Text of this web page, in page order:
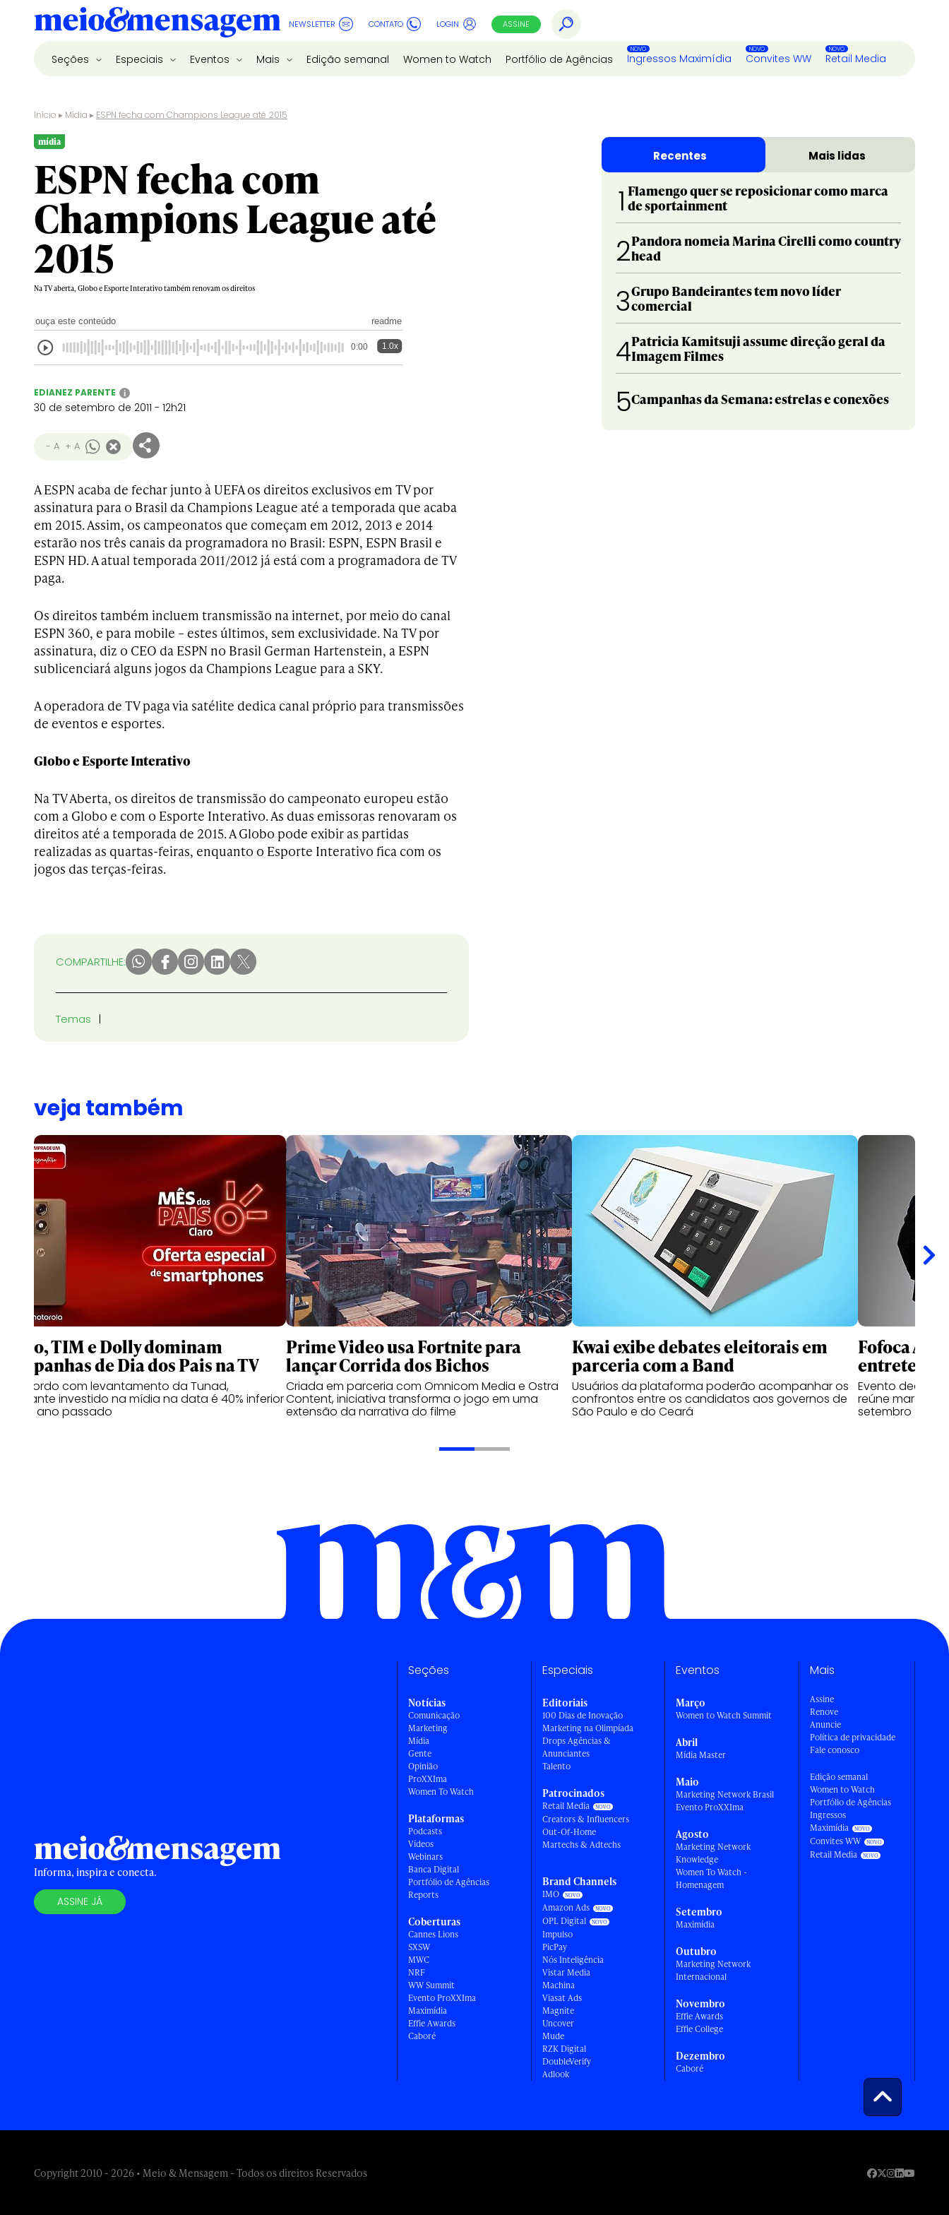
NEWSLETTER CONTATO LOGIN ASSINE
Seções Especiais Eventos Mais Edição semanal Women to Watch Portfólio de Agências Ingressos Maximídia Convites WW Retail Media
Início ▸ Mídia ▸ ESPN fecha com Champions League até 2015
mídia
ESPN fecha com
Champions League até
2015
Na TV aberta, Globo e Esporte Interativo também renovam os direitos
ouça este conteúdo readme
0:00 1.0x
EDIANEZ PARENTE i
30 de setembro de 2011 - 12h21
- A + A
A ESPN acaba de fechar junto à UEFA os direitos exclusivos em TV por
assinatura para o Brasil da Champions League até a temporada que acaba
em 2015. Assim, os campeonatos que começam em 2012, 2013 e 2014
estarão nos três canais da programadora no Brasil: ESPN, ESPN Brasil e
ESPN HD. A atual temporada 2011/2012 já está com a programadora de TV
paga.
Os direitos também incluem transmissão na internet, por meio do canal
ESPN 360, e para mobile – estes últimos, sem exclusividade. Na TV por
assinatura, diz o CEO da ESPN no Brasil German Hartenstein, a ESPN
sublicenciará alguns jogos da Champions League para a SKY.
A operadora de TV paga via satélite dedica canal próprio para transmissões
de eventos e esportes.
Globo e Esporte Interativo
Na TV Aberta, os direitos de transmissão do campeonato europeu estão
com a Globo e com o Esporte Interativo. As duas emissoras renovaram os
direitos até a temporada de 2015. A Globo pode exibir as partidas
realizadas as quartas-feiras, enquanto o Esporte Interativo fica com os
jogos das terças-feiras.
COMPARTILHE:
Temas
Recentes Mais lidas
1 Flamengo quer se reposicionar como marca
de sportainment
2Pandora nomeia Marina Cirelli como country
head
3Grupo Bandeirantes tem novo líder
comercial
4Patricia Kamitsuji assume direção geral da
Imagem Filmes
5Campanhas da Semana: estrelas e conexões
veja também
Claro, TIM e Dolly dominam
campanhas de Dia dos Pais na TV
De acordo com levantamento da Tunad,
montante investido na mídia na data é 40% inferior
ao do ano passado
Prime Video usa Fortnite para
lançar Corrida dos Bichos
Criada em parceria com Omnicom Media e Ostra
Content, iniciativa transforma o jogo em uma
extensão da narrativa do filme
Kwai exibe debates eleitorais em
parceria com a Band
Usuários da plataforma poderão acompanhar os
confrontos entre os candidatos aos governos de
São Paulo e do Ceará
Fofoca
Evento
reúne marcas,
setembro
Informa, inspira e conecta.
ASSINE JÁ
Seções
Notícias
Comunicação
Marketing
Mídia
Gente
Opinião
ProXXIma
Women To Watch
Plataformas
Podcasts
Vídeos
Webinars
Banca Digital
Portfólio de Agências
Reports
Coberturas
Cannes Lions
SXSW
MWC
NRF
WW Summit
Evento ProXXIma
Maximídia
Effie Awards
Caboré
Especiais
Editoriais
100 Dias de Inovação
Marketing na Olimpíada
Drops Agências &
Anunciantes
Talento
Patrocinados
Retail Media
Creators & Influencers
Out-Of-Home
Martechs & Adtechs
Brand Channels
IMO
Amazon Ads
OPL Digital
Impulso
PicPay
Nós Inteligência
Vistar Media
Machina
Viasat Ads
Magnite
Uncover
Mude
RZK Digital
DoubleVerify
Adlook
Eventos
Março
Women to Watch Summit
Abril
Mídia Master
Maio
Marketing Network Brasil
Evento ProXXIma
Agosto
Marketing Network
Knowledge
Women To Watch -
Homenagem
Setembro
Maximídia
Outubro
Marketing Network
Internacional
Novembro
Effie Awards
Effie College
Dezembro
Caboré
Mais
Assine
Renove
Anuncie
Política de privacidade
Fale conosco
Edição semanal
Women to Watch
Portfólio de Agências
Ingressos
Maximídia
Convites WW
Retail Media
Copyright 2010 - 2026 • Meio & Mensagem - Todos os direitos Reservados